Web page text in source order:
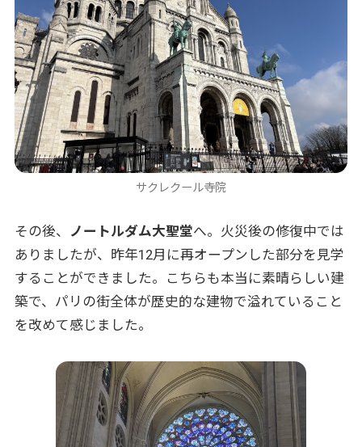
サクレクール寺院
その後、 ノートルダム大聖堂へ。火災後の修復中では
ありましたが、昨年12月に再オープンした部分を見学
することができました。こちらも本当に素晴らしい建
築で、パリの街全体が歴史的な建物で溢れていること
を改めて感じました。